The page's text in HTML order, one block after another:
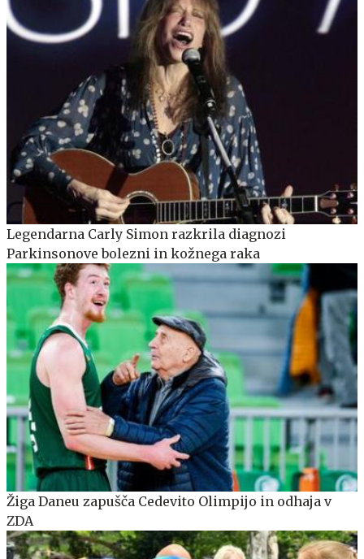
Legendarna Carly Simon razkrila diagnozi
Parkinsonove bolezni in kožnega raka
Žiga Daneu zapušča Cedevito Olimpijo in odhaja v
ZDA